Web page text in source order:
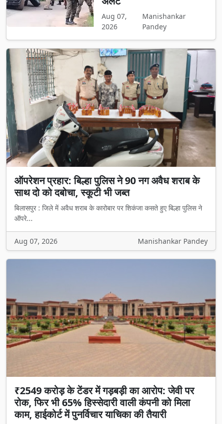
Aug 07,
2026
Manishankar
Pandey
ऑपरेशन प्रहार: बिल्हा पुलिस ने 90 नग अवैध शराब के
साथ दो को दबोचा, स्कूटी भी जब्त
बिलासपुर : जिले में अवैध शराब के कारोबार पर शिकंजा कसते हुए बिल्हा पुलिस ने
ऑपरे...
Aug 07, 2026 Manishankar Pandey
₹2549 करोड़ के टेंडर में गड़बड़ी का आरोप: जेवी पर
रोक, फिर भी 65% हिस्सेदारी वाली कंपनी को मिला
काम, हाईकोर्ट में पुनर्विचार याचिका की तैयारी